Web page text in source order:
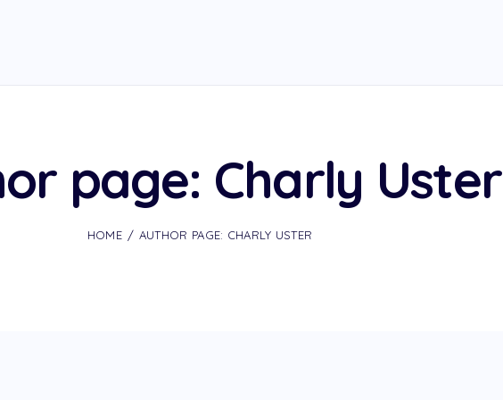
page: Charly Uster
HOME AUTHOR PAGE: CHARLY USTER